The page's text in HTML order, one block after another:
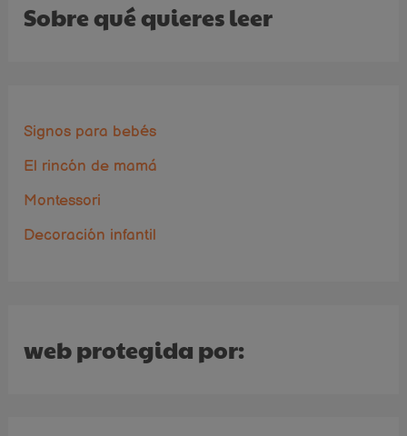
Sobre qué quieres leer
Signos para bebés
El rincón de mamá
Montessori
Decoración infantil
web protegida por: